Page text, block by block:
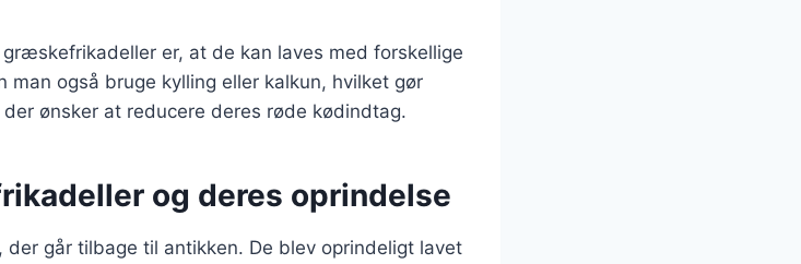
er, at de kan laves med forskellige
også bruge kylling eller kalkun, hvilket gør
ønsker at reducere deres røde kødindtag.
og deres oprindelse
går tilbage til antikken. De blev oprindeligt lavet